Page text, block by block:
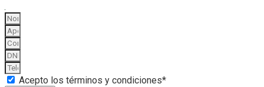
Acepto los términos y condiciones*